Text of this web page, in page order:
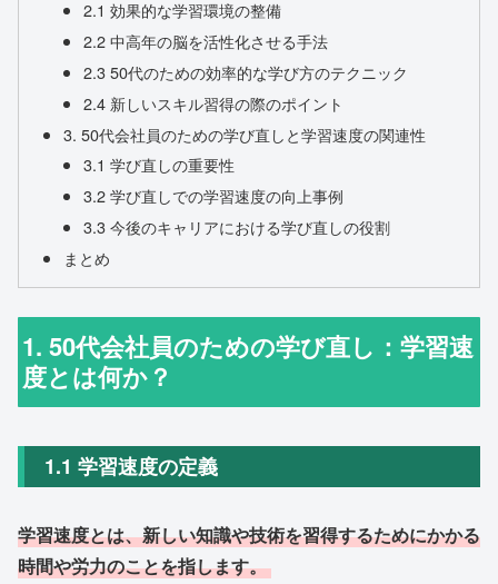
2.1 効果的な学習環境の整備
2.2 中高年の脳を活性化させる手法
2.3 50代のための効率的な学び方のテクニック
2.4 新しいスキル習得の際のポイント
3. 50代会社員のための学び直しと学習速度の関連性
3.1 学び直しの重要性
3.2 学び直しでの学習速度の向上事例
3.3 今後のキャリアにおける学び直しの役割
まとめ
1. 50代会社員のための学び直し：学習速
度とは何か？
1.1 学習速度の定義
学習速度とは、新しい知識や技術を習得するためにかかる
時間や労力のことを指します。